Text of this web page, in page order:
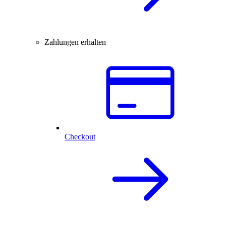
Zahlungen erhalten
Checkout